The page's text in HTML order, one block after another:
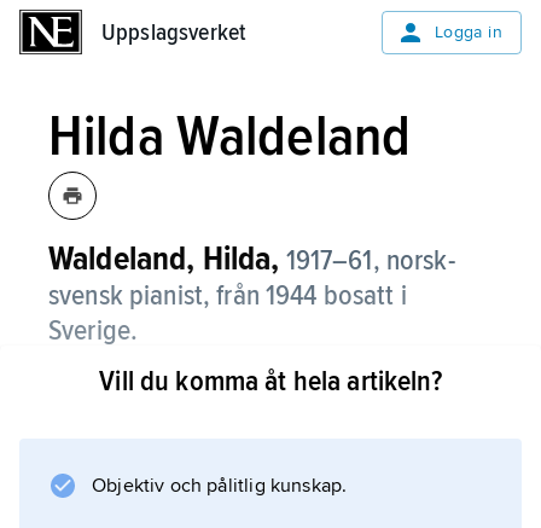
Uppslagsverket Logga in
Hilda Waldeland
Waldeland, Hilda, 1917–61, norsk-
svensk pianist, från 1944 bosatt i
Sverige.
W. var en framstående interpret av klassisk
pianokonsert. – Dottern
Vill du komma åt hela artikeln?
Objektiv och pålitlig kunskap.